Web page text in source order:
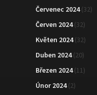
Červenec 2024(32)
Červen 2024(32)
Květen 2024(32)
Duben 2024(20)
Březen 2024(11)
Únor 2024(2)